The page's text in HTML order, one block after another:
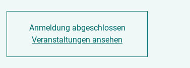
Anmeldung abgeschlossen
Veranstaltungen ansehen